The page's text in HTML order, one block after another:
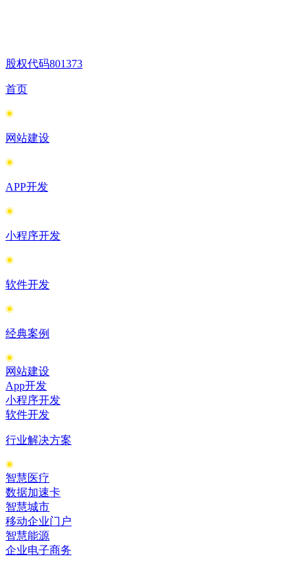
股权代码801373
首页
网站建设
APP开发
小程序开发
软件开发
经典案例
网站建设
App开发
小程序开发
软件开发
行业解决方案
智慧医疗
数据加速卡
智慧城市
移动企业门户
智慧能源
企业电子商务